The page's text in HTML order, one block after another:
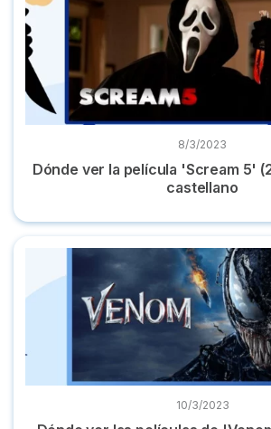
8/3/2023
Dónde ver la película 'Scream 5'
castellano
Dónde ver las películas de 'Venom' y
10/3/2023